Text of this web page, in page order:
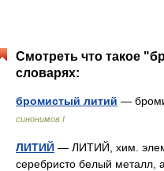
Смотреть что такое
словарях:
бромистый литий —
синонимов I
ЛИТИЙ — ЛИТИЙ, хим.
серебристо белый металл,